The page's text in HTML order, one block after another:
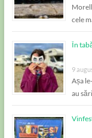
cele
În
9
Așa
au